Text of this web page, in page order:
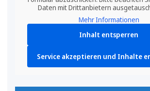
Daten mit Drittanbietern
Mehr Informationen
Inhalt entsperren
Service akzeptieren und Inhalte